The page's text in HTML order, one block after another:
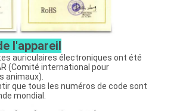
l'appareil
auriculaires électroniques ont été
(Comité international pour
animaux).
que tous les numéros de code sont
mondial.